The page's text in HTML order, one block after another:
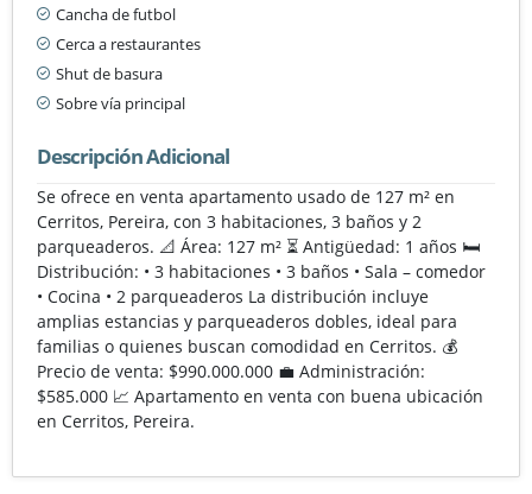
Cancha de futbol
Cerca a restaurantes
Shut de basura
Sobre vía principal
Descripción Adicional
Se ofrece en venta apartamento usado de 127 m² en
Cerritos, Pereira, con 3 habitaciones, 3 baños y 2
parqueaderos. 📐 Área: 127 m² ⏳ Antigüedad: 1 años 🛏️
Distribución: • 3 habitaciones • 3 baños • Sala – comedor
• Cocina • 2 parqueaderos La distribución incluye
amplias estancias y parqueaderos dobles, ideal para
familias o quienes buscan comodidad en Cerritos. 💰
Precio de venta: $990.000.000 💼 Administración:
$585.000 📈 Apartamento en venta con buena ubicación
en Cerritos, Pereira.